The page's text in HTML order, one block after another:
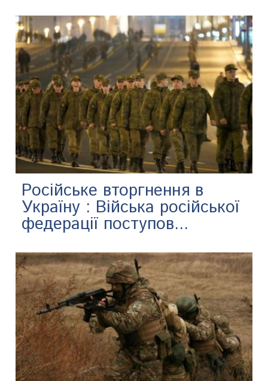
Російське вторгнення в
Україну : Війська російської
федерації поступов...